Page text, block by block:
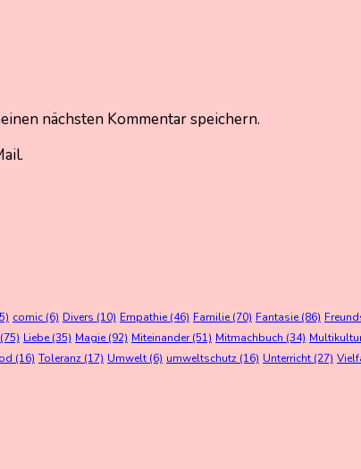
nächsten Kommentar speichern.
comic (6) Divers (10) Empathie(46) Familie(70) Fantasie(86)
(75) Liebe(35) Magie(92) Miteinander(51) Mitmachbuch (34)
(16) Toleranz (17) Umwelt (6) umweltschutz (16) Unterricht (27)